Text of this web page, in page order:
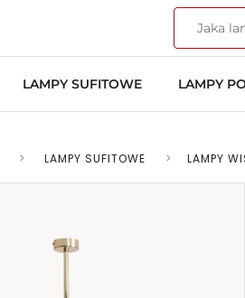
LAMPY SUFITOWE LAMPY
> LAMPY SUFITOWE > LAMPY